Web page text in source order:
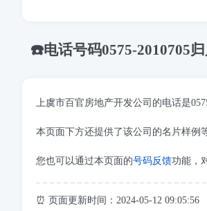
☎️电话号码0575-2010705
上虞市百官房地产开发公司的电话是
本页面下方还提供了该公司的名片样例
您也可以通过本页面的号码反馈功能，
⏰ 页面更新时间：2024-05-12 09:05:56